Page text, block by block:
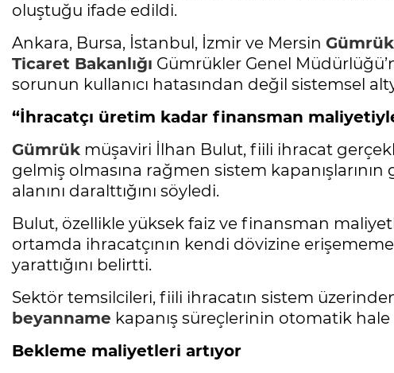
oluştuğu ifade edildi.
Ankara, Bursa, İstanbul, İzmir ve Mersin Gümrük
Ticaret Bakanlığı Gümrükler Genel
sorunun kullanıcı hatasından değil sistemsel
“İhracatçı üretim kadar finansman
Gümrük müşaviri İlhan Bulut, fiili ihracat
gelmiş olmasına rağmen sistem
alanını daralttığını söyledi.
Bulut, özellikle yüksek faiz ve finansman
ortamda ihracatçının kendi dövizine
yarattığını belirtti.
Sektör temsilcileri, fiili ihracatın sistem
beyanname kapanış süreçlerinin otomatik
Bekleme maliyetleri artıyor